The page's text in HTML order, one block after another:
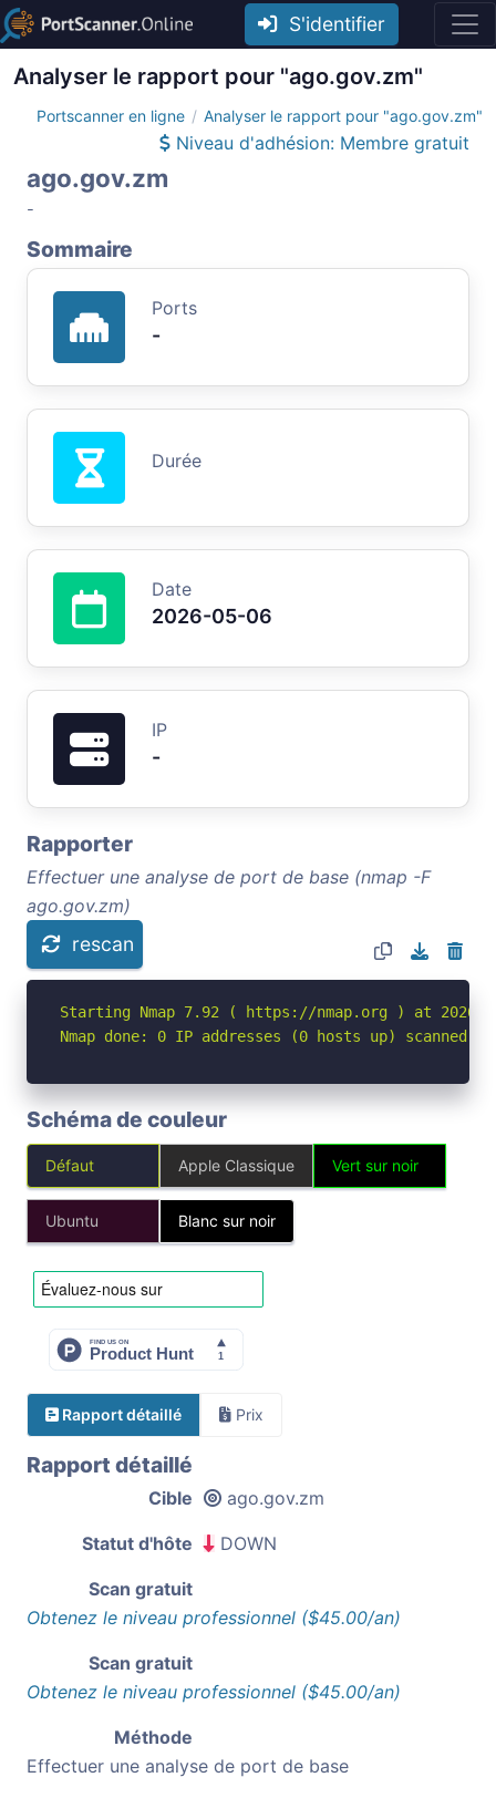
S'identifier
Analyser le rapport pour "ago.gov.zm"
Portscanner en ligne Analyser le rapport pour "ago.gov.zm"
Niveau d'adhésion: Membre gratuit
ago.gov.zm
-
Sommaire
Ports
-
Durée
Date
2026-05-06
IP
-
Rapporter
Effectuer une analyse de port de base (nmap -F
ago.gov.zm)
rescan
Starting Nmap 7.92 ( https://nmap.org ) at 2026-
Nmap done: 0 IP addresses (0 hosts up) scanned
Schéma de couleur
Défaut Apple Classique Vert sur noir
Ubuntu Blanc sur noir
Rapport détaillé Prix
Rapport détaillé
Cible ago.gov.zm
Statut d'hôte DOWN
Scan gratuit
Obtenez le niveau professionnel ($45.00/an)
Scan gratuit
Obtenez le niveau professionnel ($45.00/an)
Méthode
Effectuer une analyse de port de base